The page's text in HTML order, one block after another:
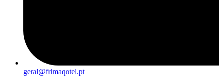
geral@frimaqotel.pt